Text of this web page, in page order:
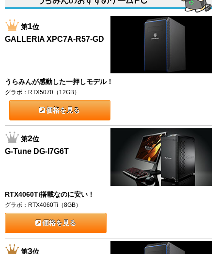
第1位
GALLERIA XPC7A-R57-GD
うらみんが感動した一押しモデル！
グラボ：RTX5070（12GB）
価格を見る
第2位
G-Tune DG-I7G6T
RTX4060Ti搭載なのに安い！
グラボ：RTX4060Ti（8GB）
価格を見る
第3位